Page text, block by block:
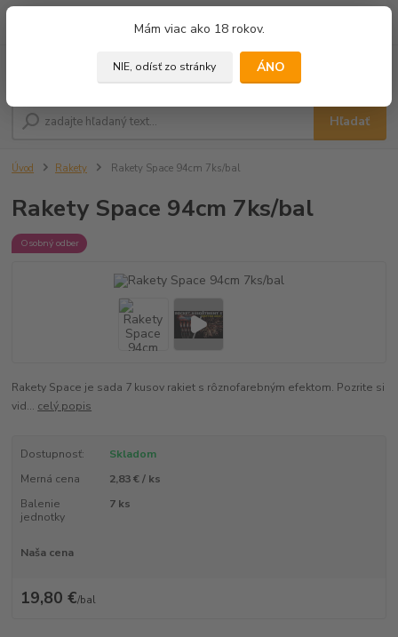
Mám viac ako 18 rokov.
NIE, odísť zo stránky ÁNO
Hľadať
Úvod Rakety Rakety Space 94cm 7ks/bal
Rakety Space 94cm 7ks/bal
Osobný odber
Rakety Space je sada 7 kusov rakiet s rôznofarebným efektom. Pozrite si
vid... celý popis
Dostupnosť:
Skladom
Merná cena
2,83 € / ks
Balenie
jednotky
7 ks
Naša cena
19,80 €/bal